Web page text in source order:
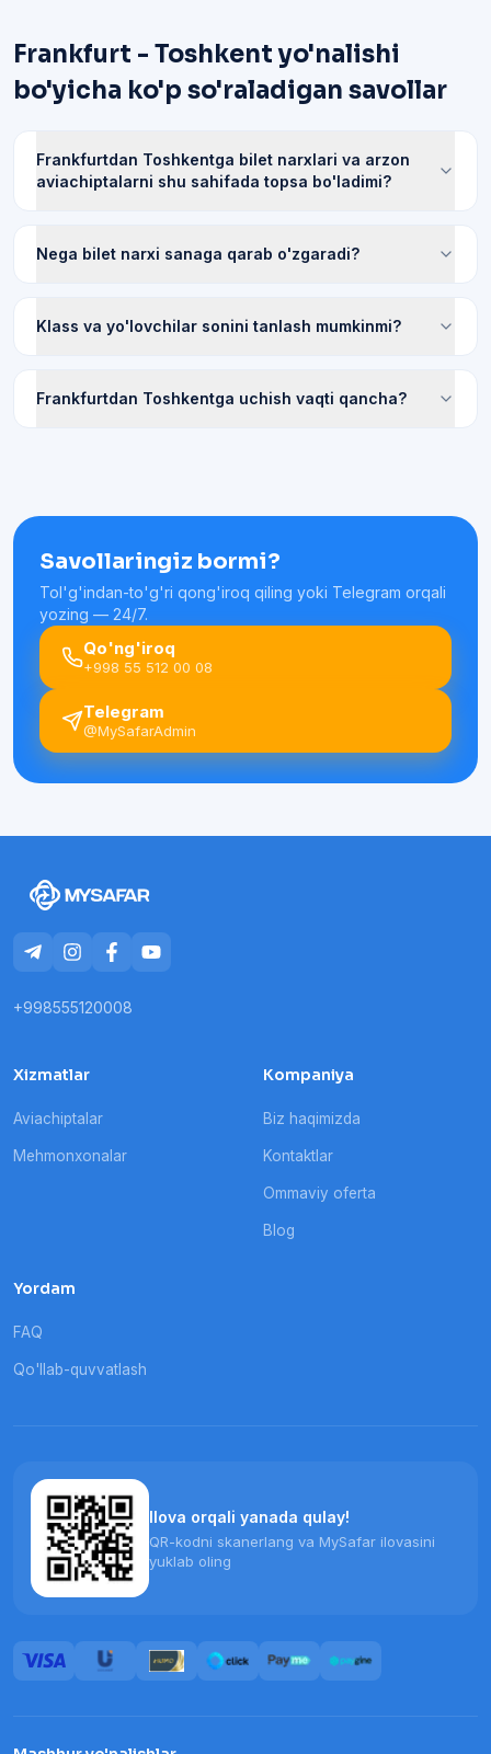
Frankfurt - Toshkent yo'nalishi
bo'yicha ko'p so'raladigan savollar
Frankfurtdan Toshkentga bilet narxlari va arzon
aviachiptalarni shu sahifada topsa bo'ladimi?
Nega bilet narxi sanaga qarab o'zgaradi?
Klass va yo'lovchilar sonini tanlash mumkinmi?
Frankfurtdan Toshkentga uchish vaqti qancha?
Savollaringiz bormi?
Tol'g'indan-to'g'ri qong'iroq qiling yoki Telegram orqali
yozing — 24/7.
Qo'ng'iroq
+998 55 512 00 08
Telegram
@MySafarAdmin
+998555120008
Xizmatlar
Aviachiptalar
Mehmonxonalar
Kompaniya
Biz haqimizda
Kontaktlar
Ommaviy oferta
Blog
Yordam
FAQ
Qo'llab-quvvatlash
Ilova orqali yanada qulay!
QR-kodni skanerlang va MySafar ilovasini
yuklab oling